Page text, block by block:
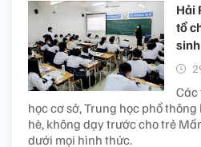
Hải
tổ
sinh
Các
học cơ sở, Trung học phổ
hè, không dạy trước cho trẻ
dưới mọi hình thức.